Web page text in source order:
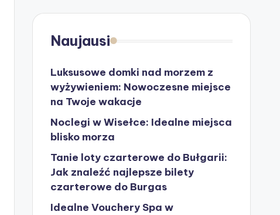
Naujausi
Luksusowe domki nad morzem z
wyżywieniem: Nowoczesne miejsce
na Twoje wakacje
Noclegi w Wisełce: Idealne miejsca
blisko morza
Tanie loty czarterowe do Bułgarii:
Jak znaleźć najlepsze bilety
czarterowe do Burgas
Idealne Vouchery Spa w